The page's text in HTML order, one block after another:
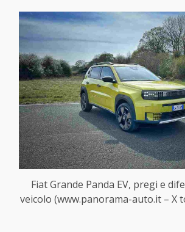
Fiat Grande Panda EV, pregi e
veicolo (www.panorama-auto.it – X